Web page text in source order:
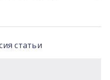
статьи